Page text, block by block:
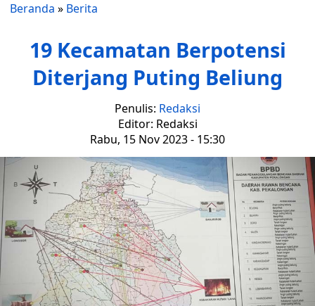
Beranda » Berita
19 Kecamatan Berpotensi
Diterjang Puting Beliung
Penulis: Redaksi
Editor: Redaksi
Rabu, 15 Nov 2023 - 15:30